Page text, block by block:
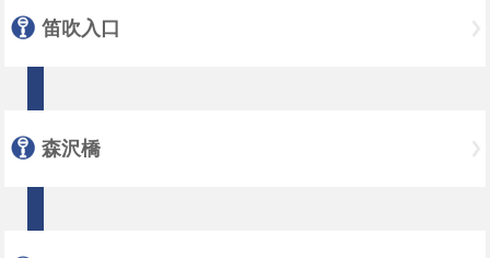
笛吹入口
森沢橋